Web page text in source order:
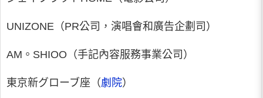
UNIZONE（PR公司，演唱會和廣告企劃司）
AM。SHIOO（手記內容服務事業公司）
東京新グローブ座（劇院）